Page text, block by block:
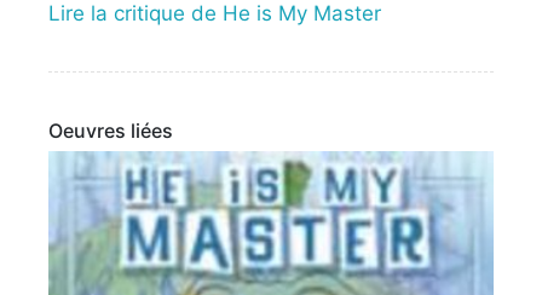
Lire la critique de He is My Master
Oeuvres liées